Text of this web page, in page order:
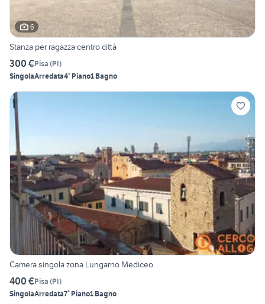
6
Stanza per ragazza centro città
300 €Pisa (PI)
SingolaArredata4° Piano1 Bagno
Camera singola zona Lungarno Mediceo
400 €Pisa (PI)
SingolaArredata7° Piano1 Bagno